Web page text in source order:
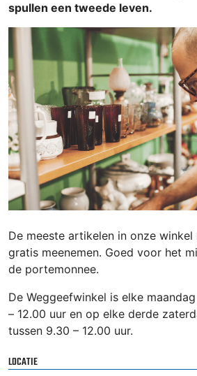
spullen een tweede leven.
De meeste artikelen in onze
gratis meenemen. Goed voor het
de portemonnee.
De Weggeefwinkel is elke
– 12.00 uur en op elke derde
tussen 9.30 – 12.00 uur.
LOCATIE